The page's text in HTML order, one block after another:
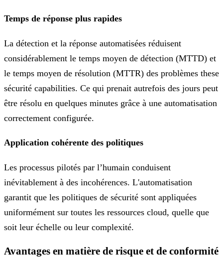
Temps de réponse plus rapides
La détection et la réponse automatisées réduisent
considérablement le temps moyen de détection (MTTD) et
le temps moyen de résolution (MTTR) des problèmes these
sécurité capabilities. Ce qui prenait autrefois des jours peut
être résolu en quelques minutes grâce à une automatisation
correctement configurée.
Application cohérente des politiques
Les processus pilotés par l’humain conduisent
inévitablement à des incohérences. L'automatisation
garantit que les politiques de sécurité sont appliquées
uniformément sur toutes les ressources cloud, quelle que
soit leur échelle ou leur complexité.
Avantages en matière de risque et de conformité